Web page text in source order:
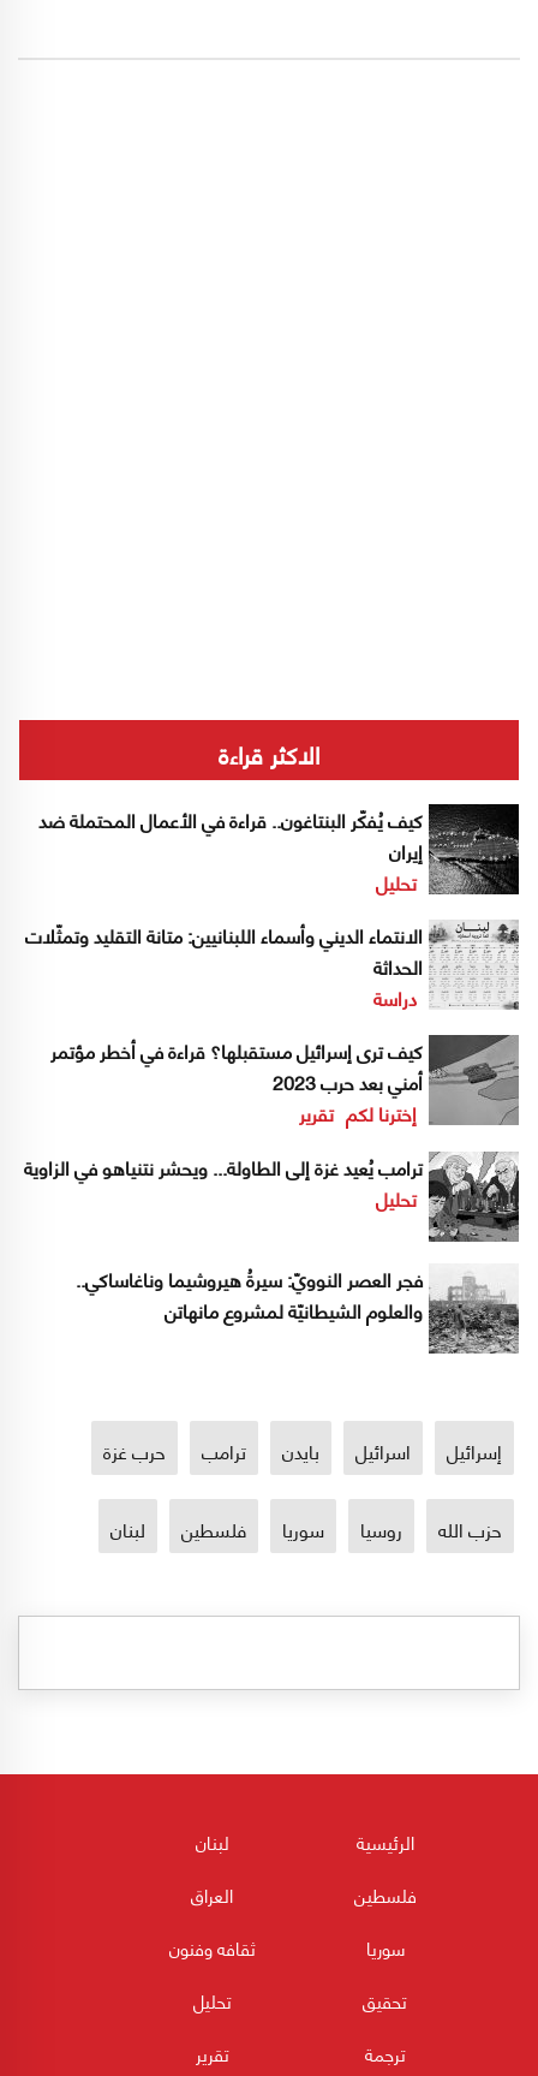
يبقَ سوى الزيارة التي يريدُها "دونالد ترامب" من
الاكثر قراءة
كيف يُفكّر البنتاغون.. قراءة في الأعمال المحتملة ضد
إيران
تحليل
الانتماء الديني وأسماء اللبنانيين: متانة التقليد وتمثّلات
الحداثة
دراسة
كيف ترى إسرائيل مستقبلها؟ قراءة في أخطر مؤتمر
أمني بعد حرب 2023
إخترنا لكم تقرير
ترامب يُعيد غزة إلى الطاولة... ويحشر نتنياهو في الزاوية
تحليل
فجر العصر النوويّ: سيرةُ هيروشيما وناغاساكي..
والعلوم الشيطانيّة لمشروع مانهاتن
إسرائيل اسرائيل بايدن ترامب حرب غزة
حزب الله روسيا سوريا فلسطين لبنان
الرئيسية
لبنان
فلسطين
العراق
سوريا
ثقافه وفنون
تحقيق
تحليل
ترجمة
تقرير